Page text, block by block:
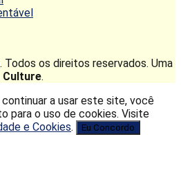
. Todos os direitos reservados. Uma
Culture.
a usar este site, você
para o uso de cookies. Visite
e Cookies. Eu Concordo